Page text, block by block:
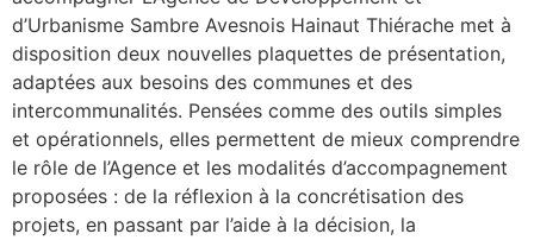
d’Urbanisme Sambre Avesnois Hainaut Thiérache met à
disposition deux nouvelles plaquettes de présentation,
adaptées aux besoins des communes et des
intercommunalités. Pensées comme des outils simples
et opérationnels, elles permettent de mieux comprendre
le rôle de l’Agence et les modalités d’accompagnement
proposées : de la réflexion à la concrétisation des
projets, en passant par l’aide à la décision, la